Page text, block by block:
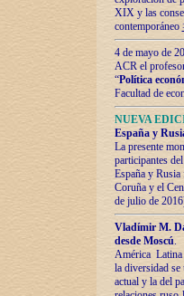
XIX y las
contemporáneo
4 de mayo de
ACR el
“Política
Facultad de
NUEVA
España y
La presente
participantes
España y
Coruña y el
de julio de
Vladímir М.
desde Moscú.
América Latina
la diversidad
actual у lа del